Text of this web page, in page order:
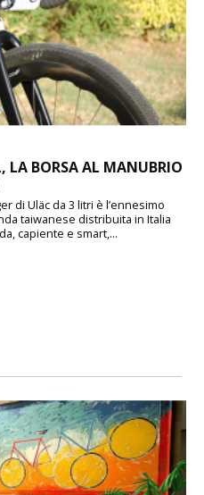
LA BORSA AL MANUBRIO
di Uläc da 3 litri è l’ennesimo
taiwanese distribuita in Italia
capiente e smart,...